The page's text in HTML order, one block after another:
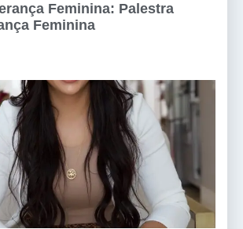
Feminina: Palestra
Feminina